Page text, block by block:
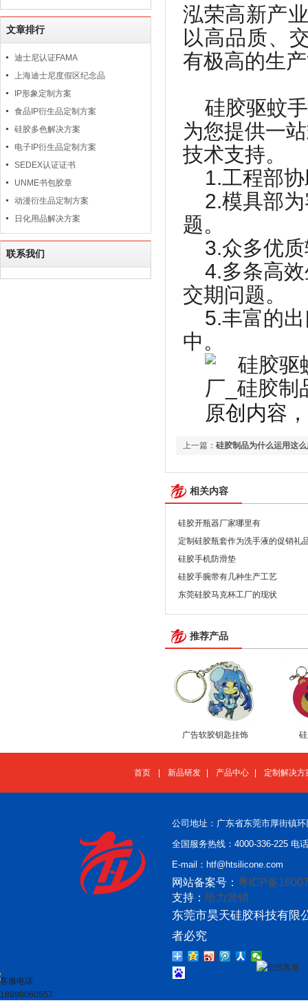
文章排行
迪士尼认证FAMA
上海迪士尼度假区纪念品
IP形象定制方案
食品IP衍生品定制方案
硅胶多色解决方案
电子IP衍生品定制方案
SEDEX认证证书
UNME书包胶章
动漫衍生品定制方案
日化用品解决方案
联系我们
泓荣高新产
以高品质、
有极高的生
硅胶驱蚊
为您提供一
技术支持。
1.工程部
2.模具部
题。
3.众多优
4.多条高
交期问题。
5.丰富的
中。
原创内容
上一篇： 硅胶制品为什么运用这
相关内容
硅胶开瓶器厂家哪里有
定制硅胶瓶套作为洗手液的促销礼
硅胶手机防滑垫
硅胶手腕带有几种生产工艺
东莞硅胶马克杯工厂的现状
推荐产品
广告软胶钥匙挂饰
首页 新品研发 产品中心 定制解决方
公司地址：广东省东莞市厚街镇
全国服务热线：4000-336-225 电
E-mail：htf@htsilicone.com
网站备案号： 粤ICP备
支持： 给力营销
东莞市昊天硅胶科技有限
者必究
在线客服
客服电话
18998060557